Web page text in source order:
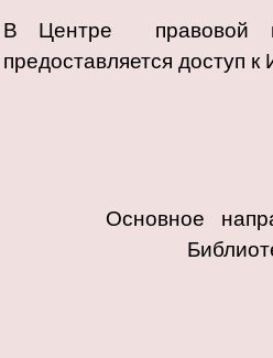
В Центре правовой
предоставляется доступ к
Основное